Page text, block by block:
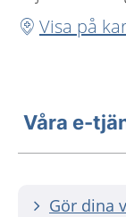
Visa på
Våra e-
Gör dina